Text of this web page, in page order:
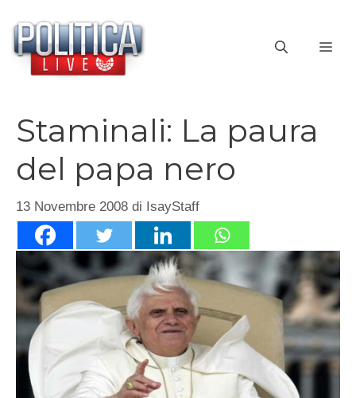
contenuto
Staminali: La paura
del papa nero
13 Novembre 2008 di IsayStaff